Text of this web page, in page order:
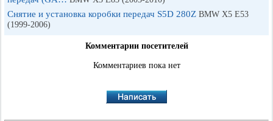
Снятие и установка коробки передач S5D 280Z BMW X5 E53
(1999-2006)
Комментарии посетителей
Комментариев пока нет